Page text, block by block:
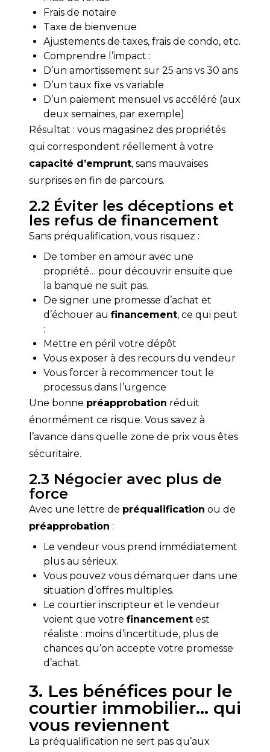
Frais de notaire
Taxe de bienvenue
Ajustements de taxes, frais de condo, etc.
Comprendre l’impact :
D’un amortissement sur 25 ans vs 30 ans
D’un taux fixe vs variable
D’un paiement mensuel vs accéléré (aux
deux semaines, par exemple)
Résultat : vous magasinez des propriétés
capacité d’emprunt, sans mauvaises
surprises en fin de parcours.
2.2 Éviter les déceptions et
les refus de financement
Sans préqualification, vous risquez :
De tomber en amour avec une
propriété… pour découvrir ensuite que
la banque ne suit pas.
De signer une promesse d’achat et
d’échouer au financement, ce qui peut
:
Mettre en péril votre dépôt
Vous exposer à des recours du vendeur
Vous forcer à recommencer tout le
processus dans l’urgence
Une bonne préapprobation réduit
énormément ce risque. Vous savez à
l’avance dans quelle zone de prix vous êtes
sécuritaire.
2.3 Négocier avec plus de
force
Avec une lettre de préqualification
préapprobation :
Le vendeur vous prend immédiatement
plus au sérieux.
Vous pouvez vous démarquer dans une
situation d’offres multiples.
Le courtier inscripteur et le vendeur
voient que votre financement est
réaliste : moins d’incertitude, plus de
chances qu’on accepte votre promesse
d’achat.
3. Les bénéfices pour le
courtier immobilier… qui
vous reviennent
La préqualification ne sert pas qu’aux